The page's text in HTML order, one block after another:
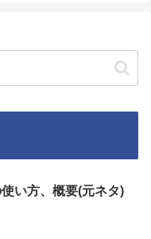
い方、概要(元ネタ)